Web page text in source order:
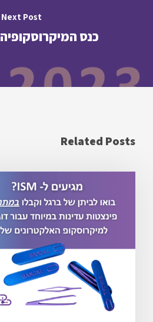
Next Post
כנס המיקרוסקופיה ISM 2023
Related Posts